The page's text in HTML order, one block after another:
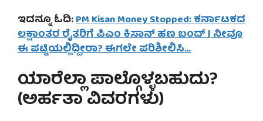
ಇದನ್ನೂ ಓದಿ:PM Kisan Money Stopped: ಕರ್ನಾಟಕದ
ಲಕ್ಷಾಂತರ ರೈತರಿಗೆ ಪಿಎಂ ಕಿಸಾನ್ ಹಣ ಬಂದ್ | ನೀವೂ
ಈ ಪಟ್ಟಿಯಲ್ಲಿದ್ದೀರಾ? ಈಗಲೇ ಪರಿಶೀಲಿಸಿ…
ಯಾರೆಲ್ಲಾ ಪಾಲ್ಗೊಳ್ಳಬಹುದು?
(ಅರ್ಹತಾ ವಿವರಗಳು)